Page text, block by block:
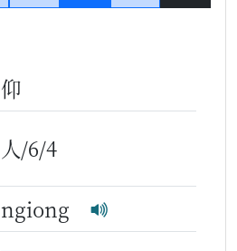
仰
人/6/4
ngiong